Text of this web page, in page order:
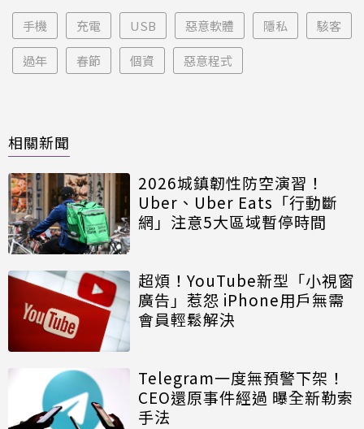
手機 充電 USB 惡意軟體 隱私 駭客
過年 春節 個資 惡意程式
相關新聞
2026城鎮韌性防空演習！
Uber、Uber Eats「行動斷
網」注意5大區域暫停時間
超煩！YouTube新型「小視窗
廣告」惹怨 iPhone用戶無需
會員輕鬆解決
Telegram一度無預警下架！
CEO還原事件經過 曝全新勒索
手法